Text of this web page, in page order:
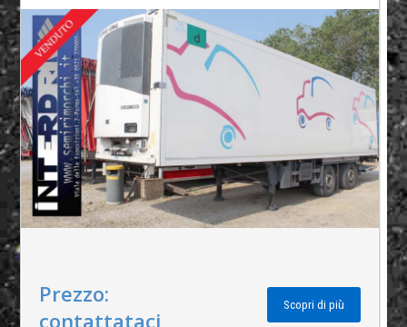
Prezzo:
contattataci
Scopri di più